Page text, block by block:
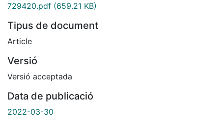
729420.pdf (659.21 KB)
Tipus de document
Article
Versió
Versió acceptada
Data de publicació
2022-03-30